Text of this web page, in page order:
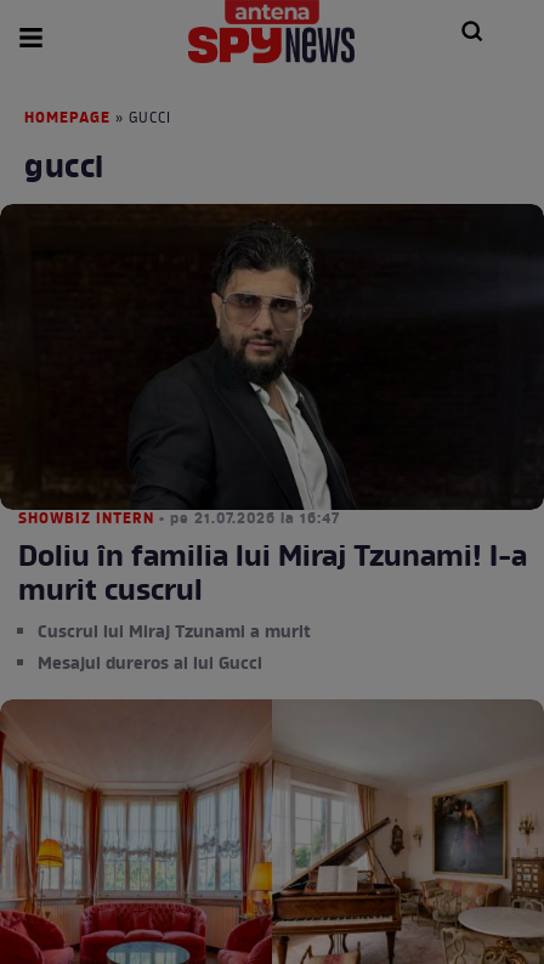
HOMEPAGE » GUCCI
gucci
SHOWBIZ INTERN • pe 21.07.2026 la 16:47
Doliu în familia lui Miraj Tzunami! I-a
murit cuscrul
Cuscrul lui Miraj Tzunami a murit
Mesajul dureros al lui Gucci